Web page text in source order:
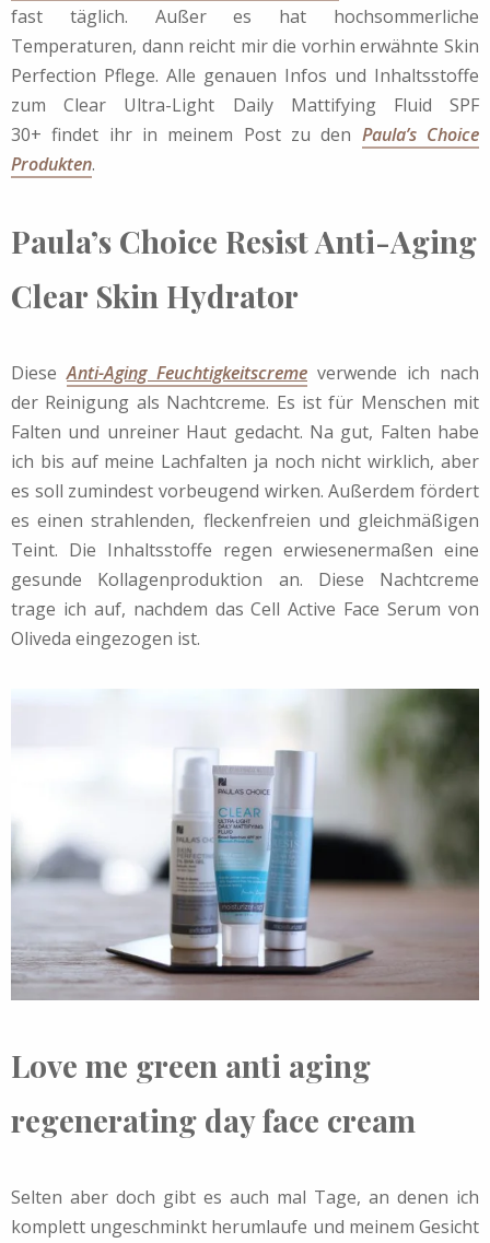
fast täglich. Außer es hat hochsommerliche
Temperaturen, dann reicht mir die vorhin erwähnte Skin
Perfection Pflege. Alle genauen Infos und Inhaltsstoffe
zum Clear Ultra-Light Daily Mattifying Fluid SPF
30+ findet ihr in meinem Post zu den Paula’s Choice
Produkten.
Paula’s Choice Resist Anti-Aging
Clear Skin Hydrator
DieseAnti-Aging Feuchtigkeitscreme verwende ich nach
der Reinigung als Nachtcreme. Es ist für Menschen mit
Falten und unreiner Haut gedacht. Na gut, Falten habe
ich bis auf meine Lachfalten ja noch nicht wirklich, aber
es soll zumindest vorbeugend wirken. Außerdem fördert
es einen strahlenden, fleckenfreien und gleichmäßigen
Teint. Die Inhaltsstoffe regen erwiesenermaßen eine
gesunde Kollagenproduktion an. Diese Nachtcreme
trage ich auf, nachdem das Cell Active Face Serum von
Oliveda eingezogen ist.
Love me green anti aging
regenerating day face cream
Selten aber doch gibt es auch mal Tage, an denen ich
komplett ungeschminkt herumlaufe und meinem Gesicht